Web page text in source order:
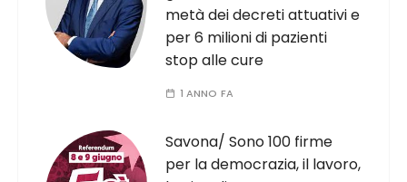
metà dei decreti attuativi e
per 6 milioni di pazienti
stop alle cure
1 ANNO FA
Savona/ Sono 100 firme
per la democrazia, il lavoro,